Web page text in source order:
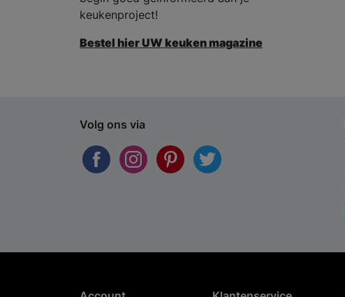
keukenproject!
Bestel hier UW keuken magazine
Volg ons via